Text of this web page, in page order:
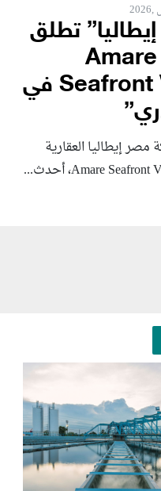
تطلق
مرحلة Amare
Seafront Villas في
إيطاليا العقارية